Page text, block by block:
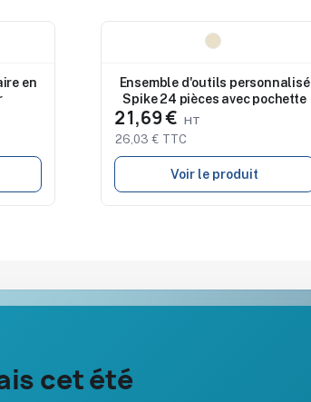
en
Ensemble d'outils personnalisé
Spike 24 pièces avec pochette
21,69 €
26,03 € TTC
Voir le produit
cet été
À propos
expertises &